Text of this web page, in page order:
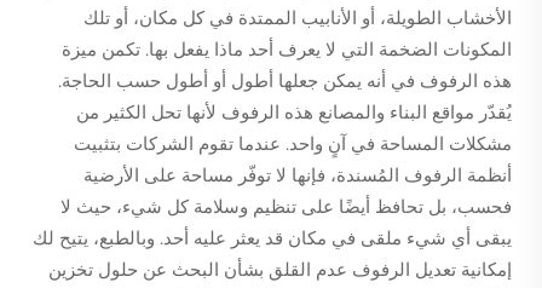
الأخشاب الطويلة، أو الأنابيب الممتدة في كل مكان، أو تلك
المكونات الضخمة التي لا يعرف أحد ماذا يفعل بها. تكمن ميزة
هذه الرفوف في أنه يمكن جعلها أطول أو أطول حسب الحاجة.
يُقدّر مواقع البناء والمصانع هذه الرفوف لأنها تحل الكثير من
مشكلات المساحة في آنٍ واحد. عندما تقوم الشركات بتثبيت
أنظمة الرفوف المُسندة، فإنها لا توفّر مساحة على الأرضية
فحسب، بل تحافظ أيضًا على تنظيم وسلامة كل شيء، حيث لا
يبقى أي شيء ملقى في مكان قد يعثر عليه أحد. وبالطبع، يتيح لك
إمكانية تعديل الرفوف عدم القلق بشأن البحث عن حلول تخزين